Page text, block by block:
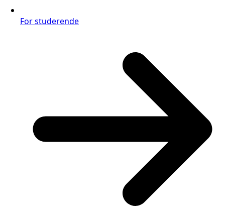
For studerende